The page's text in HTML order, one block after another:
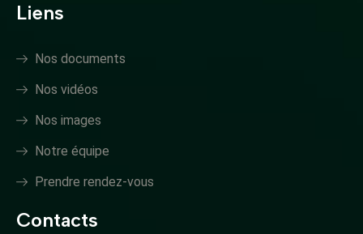
Liens
Nos documents
Nos vidéos
Nos images
Notre équipe
Prendre rendez-vous
Contacts